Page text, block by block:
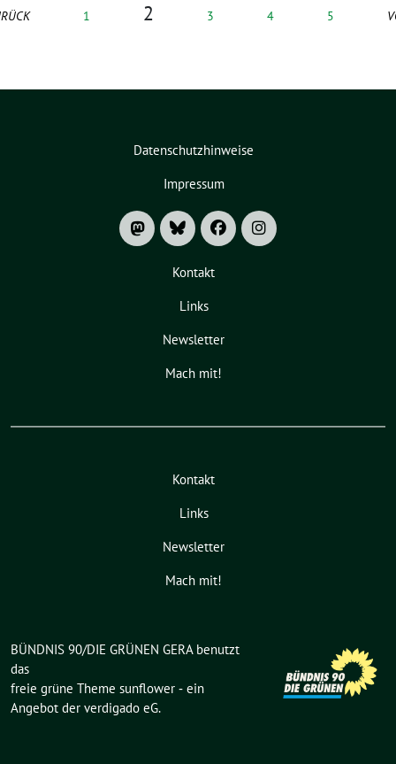
1 2 3 4 5
Datenschutzhinweise
Impressum
Kontakt
Links
Newsletter
Mach mit!
Kontakt
Links
Newsletter
Mach mit!
BÜNDNIS 90/DIE GRÜNEN GERA benutzt
das
freie grüne Theme sunflower ‐ ein
Angebot der verdigado eG.